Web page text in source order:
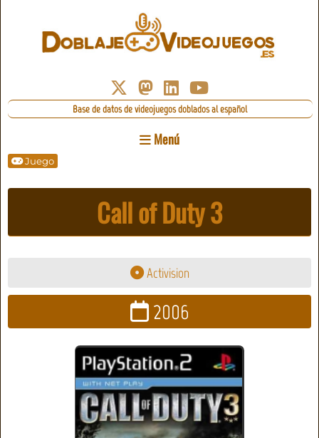
Base de datos de videojuegos doblados al español
Menú
Juego
Call of Duty 3
Activision
2006